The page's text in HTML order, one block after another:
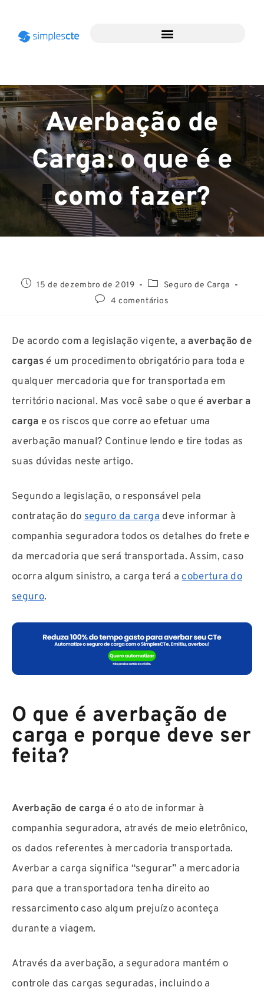
Averbação de
Carga: o que é e
como fazer?
15 de dezembro de 2019
Seguro de Carga
4 comentários
De acordo com a legislação vigente, a averbação de
cargasé um procedimento obrigatório para toda e
qualquer mercadoria que for transportada em
território nacional. Mas você sabe o que é averbar a
carga e os riscos que corre ao efetuar uma
averbação manual? Continue lendo e tire todas as
suas dúvidas neste artigo.
Segundo a legislação, o responsável pela
contratação doseguro da carga deve informar à
companhia seguradora todos os detalhes do frete e
da mercadoria que será transportada. Assim, caso
ocorra algum sinistro, a carga terá acobertura do
seguro.
O que é averbação de
carga e porque deve ser
feita?
Averbação de carga é o ato de informar à
companhia seguradora, através de meio eletrônico,
os dados referentes à mercadoria transportada.
Averbar a carga significa “segurar” a mercadoria
para que a transportadora tenha direito ao
ressarcimento caso algum prejuízo aconteça
durante a viagem.
Através da averbação, a seguradora mantém o
controle das cargas seguradas, incluindo a